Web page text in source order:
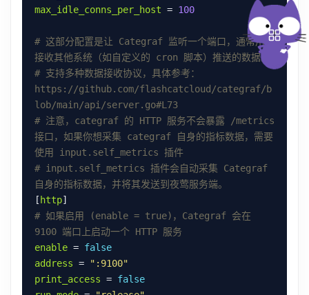
max_idle_conns_per_host = 100
# 这部分配置是让 Categraf 监听一个端口，通常用于
接收其他系统（如自定义的 cron 脚本）推送的数据。
# 支持多种数据接收协议，具体参考：
https://github.com/flashcatcloud/categraf/b
lob/main/api/server.go#L73
# 注意，categraf 的 HTTP 服务不会暴露 /metrics
接口，如果你想采集 categraf 自身的指标数据，需要
使用 input.self_metrics 插件
# input.self_metrics 插件会自动采集 Categraf
自身的指标数据，并将其发送到夜莺服务端。
[ http
# 如果启用 (enable = true)，Categraf 会在
9100 端口上启动一个 HTTP 服务
enable = false
address =
":9100"
print_access = false